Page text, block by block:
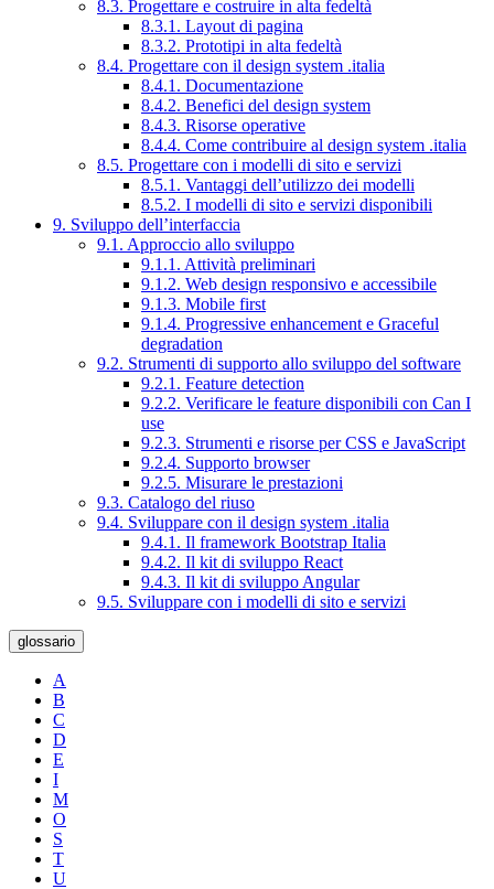
8.3. Progettare e costruire in alta fedeltà
8.3.1. Layout di pagina
8.3.2. Prototipi in alta fedeltà
8.4. Progettare con il design system .italia
8.4.1. Documentazione
8.4.2. Benefici del design system
8.4.3. Risorse operative
8.4.4. Come contribuire al design system .italia
8.5. Progettare con i modelli di sito e servizi
8.5.1. Vantaggi dell’utilizzo dei modelli
8.5.2. I modelli di sito e servizi disponibili
9. Sviluppo dell’interfaccia
9.1. Approccio allo sviluppo
9.1.1. Attività preliminari
9.1.2. Web design responsivo e accessibile
9.1.3. Mobile first
9.1.4. Progressive enhancement e Graceful
degradation
9.2. Strumenti di supporto allo sviluppo del software
9.2.1. Feature detection
9.2.2. Verificare le feature disponibili con Can I
use
9.2.3. Strumenti e risorse per CSS e JavaScript
9.2.4. Supporto browser
9.2.5. Misurare le prestazioni
9.3. Catalogo del riuso
9.4. Sviluppare con il design system .italia
9.4.1. Il framework Bootstrap Italia
9.4.2. Il kit di sviluppo React
9.4.3. Il kit di sviluppo Angular
9.5. Sviluppare con i modelli di sito e servizi
glossario
A
B
C
D
E
I
M
O
S
T
U